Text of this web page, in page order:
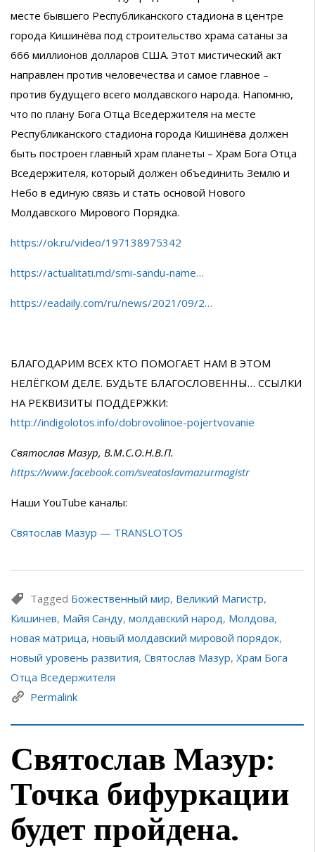
месте бывшего Республиканского стадиона в центре
города Кишинёва под строительство храма сатаны за
666 миллионов долларов США. Этот мистический акт
направлен против человечества и самое главное –
против будущего всего молдавского народа. Напомню,
что по плану Бога Отца Вседержителя на месте
Республиканского стадиона города Кишинёва должен
быть построен главный храм планеты – Храм Бога Отца
Вседержителя, который должен объединить Землю и
Небо в единую связь и стать основой Нового
Молдавского Мирового Порядка.
https://ok.ru/video/197138975342
https://actualitati.md/smi-sandu-name…
https://eadaily.com/ru/news/2021/09/2…
БЛАГОДАРИМ ВСЕХ КТО ПОМОГАЕТ НАМ В ЭТОМ
НЕЛЁГКОМ ДЕЛЕ. БУДЬТЕ БЛАГОСЛОВЕННЫ… ССЫЛКИ
НА РЕКВИЗИТЫ ПОДДЕРЖКИ:
http://indigolotos.info/dobrovolinoe-pojertvovanie
Святослав Мазур, В.М.С.О.Н.В.П.
https://www.facebook.com/sveatoslavmazurmagistr
Наши YouTube каналы:
Святослав Мазур — TRANSLOTOS
Tagged Божественный мир, Великий Магистр,
Кишинев, Майя Санду, молдавский народ, Молдова,
новая матрица, новый молдавский мировой порядок,
новый уровень развития, Святослав Мазур, Храм Бога
Отца Вседержителя
Permalink
Святослав Мазур:
Точка бифуркации
будет пройдена.